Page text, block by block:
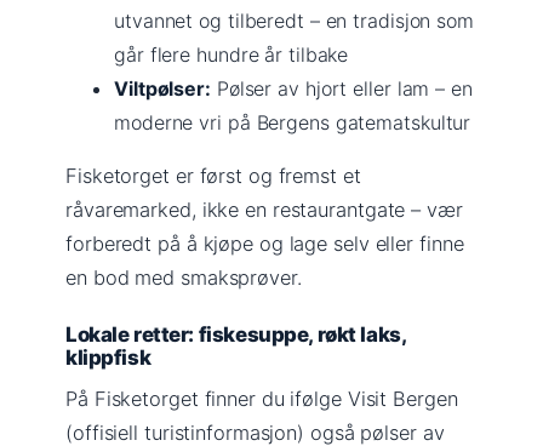
utvannet og tilberedt – en tradisjon som
går flere hundre år tilbake
Viltpølser: Pølser av hjort eller lam – en
moderne vri på Bergens gatematskultur
Fisketorget er først og fremst et
råvaremarked, ikke en restaurantgate – vær
forberedt på å kjøpe og lage selv eller finne
en bod med smaksprøver.
Lokale retter: fiskesuppe, røkt laks,
klippfisk
På Fisketorget finner du ifølge Visit Bergen
(offisiell turistinformasjon) også pølser av